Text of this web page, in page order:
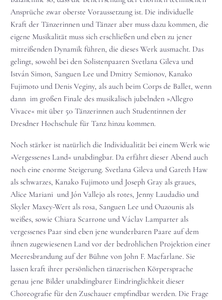
Ansprüche zwar oberste Voraussetzung ist. Die individuelle
Kraft der Tänzerinnen und Tänzer aber muss dazu kommen, die
eigene Musikalität muss sich erschließen und eben zu jener
mitreißenden Dynamik führen, die dieses Werk ausmacht. Das
gelingt, sowohl bei den Solistenpaaren Svetlana Gileva und
István Simon, Sanguen Lee und Dmitry Semionov, Kanako
Fujimoto und Denis Veginy, als auch beim Corps de Ballet, wenn
dann im großen Finale des musikalisch jubelnden »Allegro
Vivace« mit über 50 Tänzerinnen auch Studentinnen der
Dresdner Hochschule für Tanz hinzu kommen.
Noch stärker ist natürlich die Individualität bei einem Werk wie
»Vergessenes Land« unabdingbar. Da erfährt dieser Abend auch
noch eine enorme Steigerung. Svetlana Gileva und Gareth Haw
als schwarzes, Kanako Fujimoto und Joseph Gray als graues,
Alice Mariani und Jón Vallejo als rotes, Jenny Laudadio und
Skyler Maxey-Wert als rosa, Sanguen Lee und Ouzounis als
weißes, sowie Chiara Scarrone und Václav Lamparter als
vergessenes Paar sind eben jene wunderbaren Paare auf dem
ihnen zugewiesenen Land vor der bedrohlichen Projektion einer
Meeresbrandung auf der Bühne von John F. Macfarlane. Sie
lassen kraft ihrer persönlichen tänzerischen Körpersprache
genau jene Bilder unabdingbarer Eindringlichkeit dieser
Choreografie für den Zuschauer empfindbar werden. Die Frage